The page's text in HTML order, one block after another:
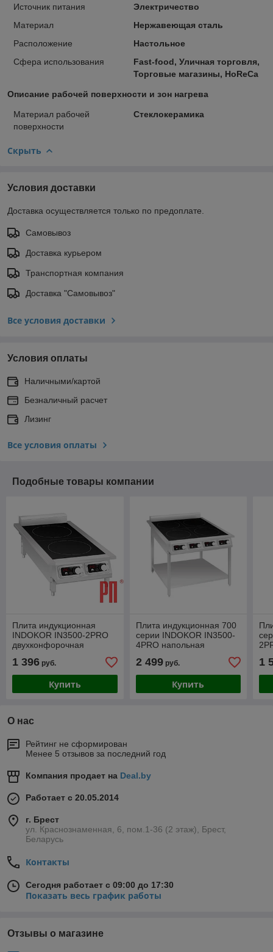
Источник питания
Электричество
Материал
Нержавеющая сталь
Расположение
Настольное
Сфера использования
Fast-food, Уличная торговля,
Торговые магазины, HoReCa
Описание рабочей поверхности и зон нагрева
Материал рабочей
поверхности
Стеклокерамика
Скрыть
Условия доставки
Доставка осуществляется только по предоплате.
Самовывоз
Доставка курьером
Транспортная компания
Доставка "Самовывоз"
Все условия доставки
Условия оплаты
Наличными/картой
Безналичный расчет
Лизинг
Все условия оплаты
Подобные товары компании
Плита индукционная
INDOKOR IN3500-2PRO
двухконфорочная
1 396 руб.
Купить
Плита индукционная 700
серии INDOKOR IN3500-
4PRO напольная
2 499руб.
Купить
1
О нас
Рейтинг не сформирован
Менее 5 отзывов за последний год
Компания продает на Deal.by
Работает с 20.05.2014
г. Брест
ул. Краснознаменная, 6, пом.1-36 (2 этаж), Брест,
Беларусь
Контакты
Сегодня работает с 09:00 до 17:30
Показать весь график работы
Отзывы о магазине